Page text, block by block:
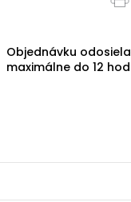
Objednávku
maximálne do 12